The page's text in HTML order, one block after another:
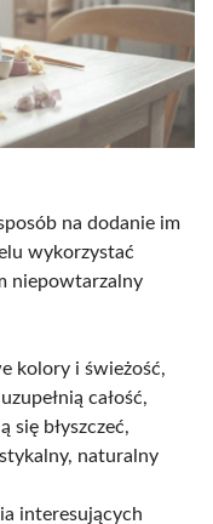
na dodanie im
wykorzystać
niepowtarzalny
kolory i świeżość,
całość,
się błyszczeć,
naturalny
interesujących